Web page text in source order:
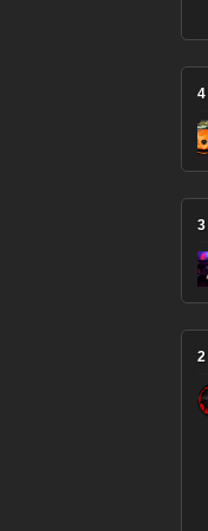
4
3
2